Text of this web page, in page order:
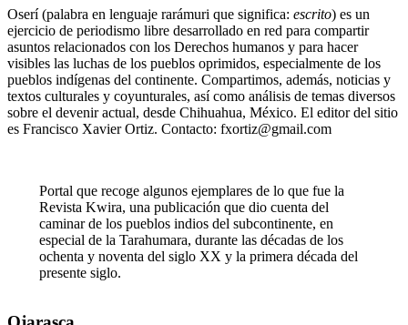
Oserí (palabra en lenguaje rarámuri que significa: escrito) es un
ejercicio de periodismo libre desarrollado en red para compartir
asuntos relacionados con los Derechos humanos y para hacer
visibles las luchas de los pueblos oprimidos, especialmente de los
pueblos indígenas del continente. Compartimos, además, noticias y
textos culturales y coyunturales, así como análisis de temas diversos
sobre el devenir actual, desde Chihuahua, México. El editor del sitio
es Francisco Xavier Ortiz. Contacto: fxortiz@gmail.com
Portal que recoge algunos ejemplares de lo que fue la
Revista Kwira, una publicación que dio cuenta del
caminar de los pueblos indios del subcontinente, en
especial de la Tarahumara, durante las décadas de los
ochenta y noventa del siglo XX y la primera década del
presente siglo.